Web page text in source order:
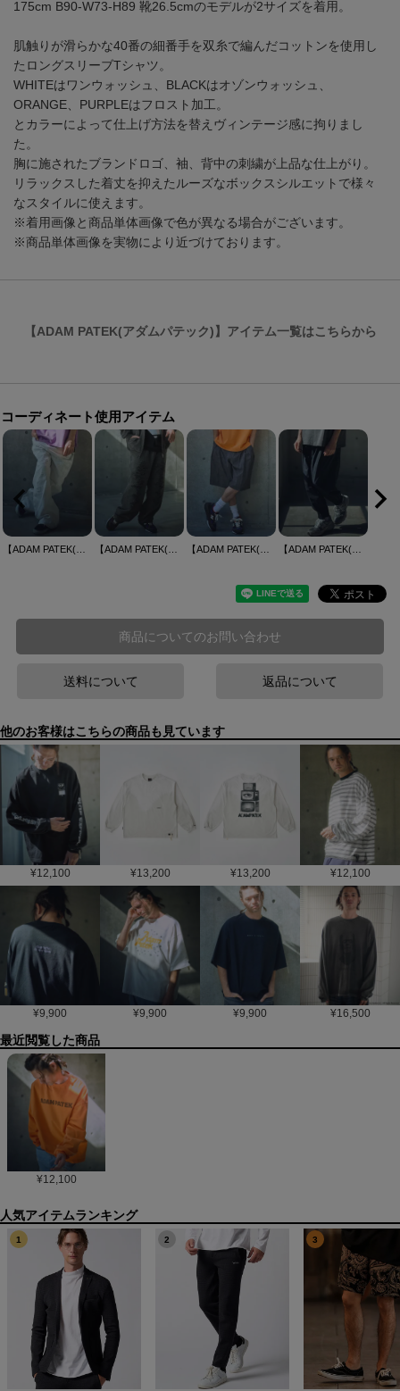
175cm B90-W73-H89 靴26.5cmのモデルが2サイズを着用。
肌触りが滑らかな40番の細番手を双糸で編んだコットンを使用し
たロングスリーブTシャツ。
WHITEはワンウォッシュ、BLACKはオゾンウォッシュ、
ORANGE、PURPLEはフロスト加工。
とカラーによって仕上げ方法を替えヴィンテージ感に拘りまし
た。
胸に施されたブランドロゴ、袖、背中の刺繍が上品な仕上がり。
リラックスした着丈を抑えたルーズなボックスシルエットで様々
なスタイルに使えます。
※着用画像と商品単体画像で色が異なる場合がございます。
※商品単体画像を実物により近づけております。
【ADAM PATEK(アダムパテック)】アイテム一覧はこちらから
コーディネート使用アイテム
商品についてのお問い合わせ
送料について 返品について
他のお客様はこちらの商品も見ています
¥12,100 ¥13,200 ¥13,200 ¥12,100
¥9,900 ¥9,900 ¥9,900 ¥16,500
最近閲覧した商品
¥12,100
1 2 3